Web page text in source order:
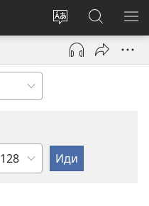
Промени
језик
сајта
Пријава
(отвара
прозор)
Претрага
сајта
JW.ORG
Поглавље